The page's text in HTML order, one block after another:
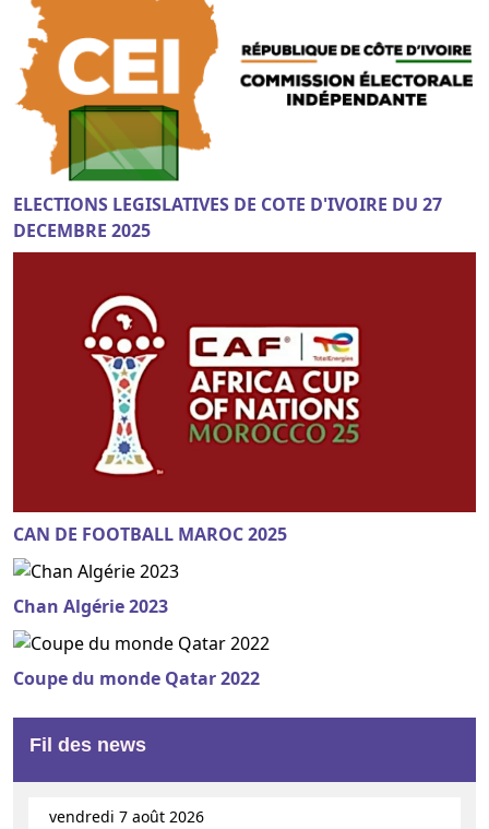
ELECTIONS LEGISLATIVES DE COTE D'IVOIRE DU 27
DECEMBRE 2025
CAN DE FOOTBALL MAROC 2025
Chan Algérie 2023
Coupe du monde Qatar 2022
Fil des news
vendredi 7 août 2026